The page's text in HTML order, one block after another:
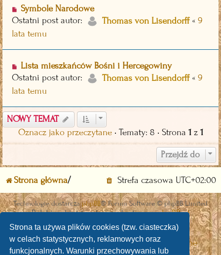
Strona ta używa plików cookies (tzw. ciasteczka)
w celach statystycznych, reklamowych oraz
funkcjonalnych. Warunki przechowywania lub
Symbole Narodowe
Ostatni post autor:
Thomas von Lisendorff« 9
lata temu
Lista mieszkańców Bośni i Hercegowiny
Ostatni post autor:
Thomas von Lisendorff« 9
lata temu
NOWY TEMAT
Oznacz jako przeczytane• Tematy: 8 • Strona 1z 1
Przejdź do
Strona główna Strefa czasowa UTC+02:00
Technologię dostarczaphpBB® Forum Software © phpBB Limited
Polski pakiet językowy dostarczaphpBB.pl
Discord OAuth2 light
phpBB post Reactions| Emoji art By:EmojiOne